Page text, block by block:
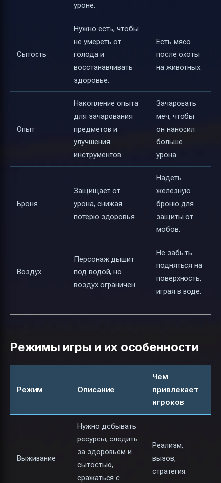
уроне.
Сытость
Нужно есть, чтобы
не умереть от
голода и
восстанавливать
здоровье.
Есть мясо
после охоты
на животных.
Опыт
Накопление опыта
для зачарования
предметов и
улучшения
инструментов.
Зачаровать
меч, чтобы
он наносил
больше
урона.
Броня
Защищает от
урона, снижая
потерю здоровья.
Надеть
железную
броню для
защиты от
мобов.
Воздух
Персонаж дышит
под водой, но
воздух ограничен.
Не забыть
подняться на
поверхность,
играя в воде.
Режимы игры и их особенности
Режим Описание
Чем
привлекает
игроков
Выживание
Нужно добывать
ресурсы, следить
за здоровьем и
сытостью,
сражаться с
Реализм,
вызов,
стратегия.